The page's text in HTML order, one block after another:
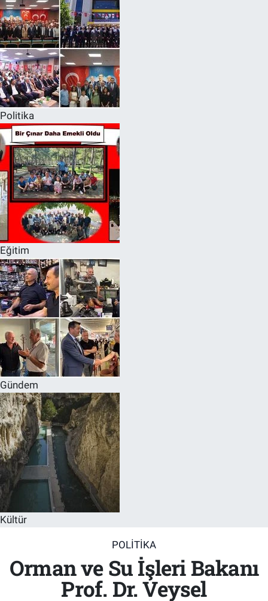
Politika
Eğitim
Gündem
Kültür
POLITIKA
Orman ve Su İşleri Bakanı
Prof. Dr. Veysel